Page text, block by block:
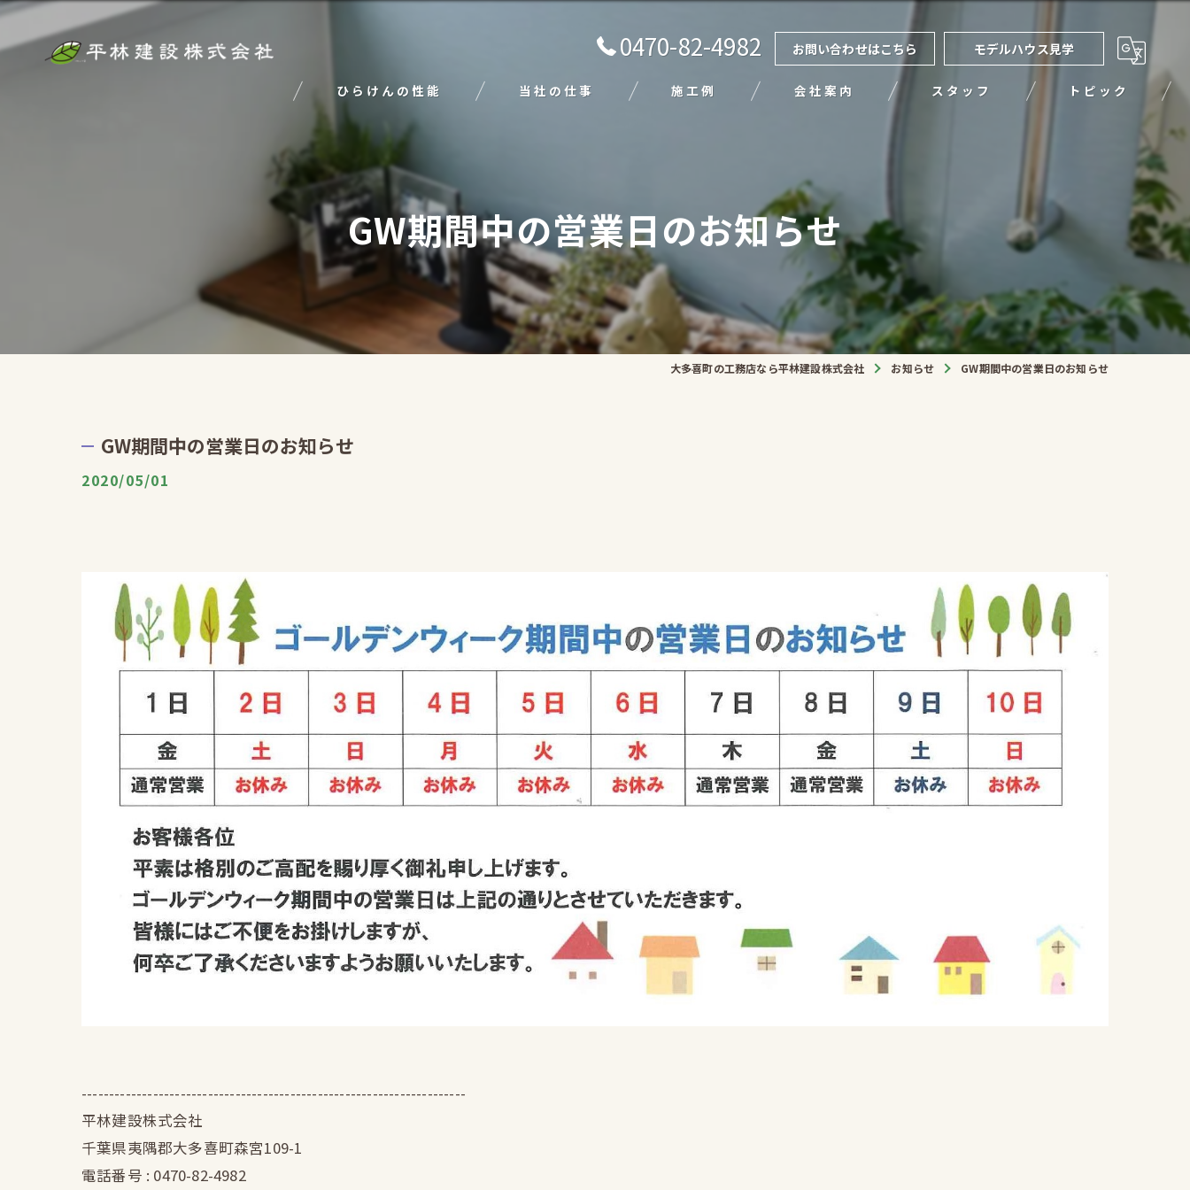
0470-82-4982 お問い合わせはこちら モデルハウス見学
ひらけんの性能 当社の仕事
エクステリア
外壁塗装
平屋
施工例 会社案内 スタッフ トピック
GW期間中の営業日のお知らせ
大多喜町の工務店なら平林建設株式会社 お知らせ GW期間中の営業日のお知らせ
GW期間中の営業日のお知らせ
2020/05/01
----------------------------------------------------------------------
平林建設株式会社
千葉県夷隅郡大多喜町森宮109-1
電話番号 : 0470-82-4982